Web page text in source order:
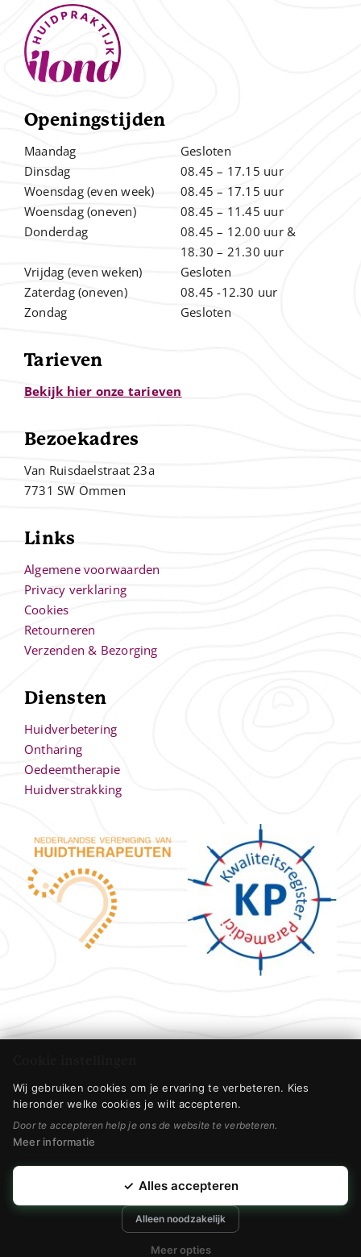
Openingstijden
Maandag
Dinsdag
Woensdag (even week)
Woensdag (oneven)
Donderdag
Vrijdag (even weken)
Zaterdag (oneven)
Zondag
Gesloten
08.45 – 17.15 uur
08.45 – 17.15 uur
08.45 – 11.45 uur
08.45 – 12.00 uur &
18.30 – 21.30 uur
Gesloten
08.45 -12.30 uur
Gesloten
Tarieven
Bekijk hier onze tarieven
Bezoekadres
Van Ruisdaelstraat 23a
7731 SW Ommen
Links
Algemene voorwaarden
Privacy verklaring
Cookies
Retourneren
Verzenden & Bezorging
Diensten
Huidverbetering
Ontharing
Oedeemtherapie
Huidverstrakking
© 2023 Huidpraktijk Ilona • Webdesign & realisatie
Modern Visuals
Wij gebruiken cookies om je ervaring te verbeteren. Kies
hieronder welke cookies je wilt accepteren.
Door te accepteren help je ons de website te verbeteren.
Meer informatie
✓ Alles accepteren
Alleen noodzakelijk
Meer opties